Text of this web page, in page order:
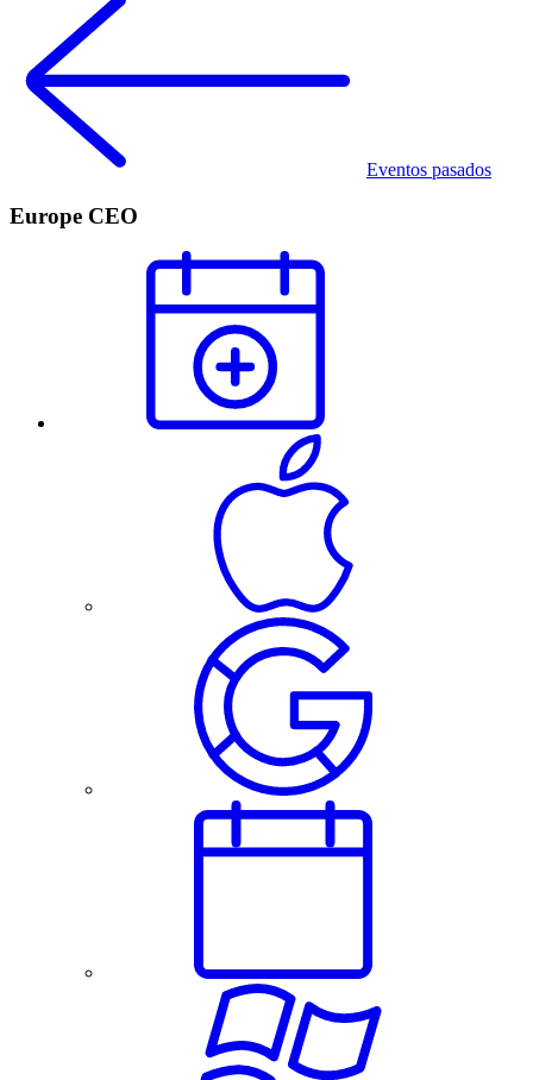
Eventos pasados
Europe CEO